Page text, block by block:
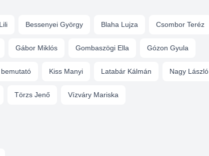
Bessenyei György Blaha Lujza Csombor Teréz
Gábor Miklós Gombaszögi Ella Gózon Gyula
Kiss Manyi Latabár Kálmán Nagy László
Törzs Jenő Vízváry Mariska